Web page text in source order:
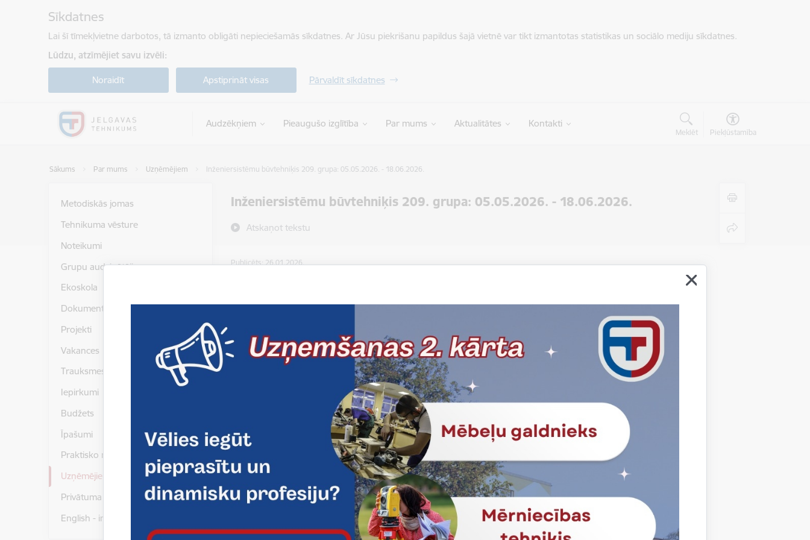
Sīkdatnes
Lai šī tīmekļvietne darbotos, tā izmanto obligāti nepieciešamās sīkdatnes. Ar Jūsu piekrišanu papildus šajā vietnē var tikt izmantotas statistikas un sociālo mediju sīkdatnes.
Lūdzu, atzīmējiet savu izvēli:
Noraidīt Apstiprināt visas Pārvaldīt sīkdatnes
Audzēkņiem Pieaugušo izglītība Par mums Aktualitātes Kontakti
Meklēt Piekļūstamība
Sākums Par mums Uzņēmējiem Inženiersistēmu būvtehniķis 209. grupa: 05.05.2026. - 18.06.2026.
Inženiersistēmu būvtehniķis 209. grupa: 05.05.2026. - 18.06.2026.
Atskaņot tekstu
Metodiskās jomas
Tehnikuma vēsture
Noteikumi
Grupu audzinātāji
Ekoskola
Dokumenti
Projekti
Vakances
Trauksmes celšana
Iepirkumi
Budžets
Īpašumi
Praktisko mācību īstenošana
Uzņēmējiem
Privātuma politika
English - informācija angļu valodā
Publicēts: 26.01.2026.
Prakses vadītājs no izglītības iestādes: Aleksandrs Saveļjevs
Profesija
Inženiersistēmu būvtehniķis
Programmas nosaukums
Siltuma, gāzes un ūdens tehnoloģija 2. kurss